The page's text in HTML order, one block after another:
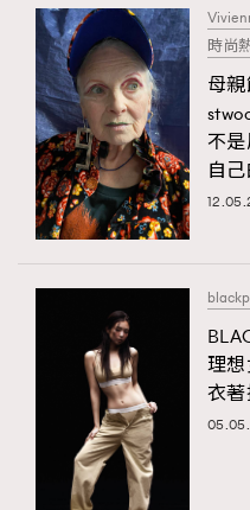
(nmg.com.hk/privacy)
本人願意接收新傳媒集團
新傳媒集團使用本人
About us Collaboration
New Media Group |
| Japan |
時尚
母
不
自己
理想
衣